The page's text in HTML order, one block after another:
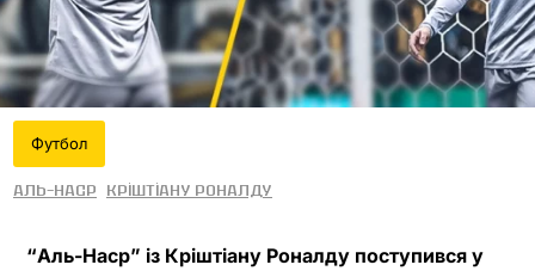
Футбол
Аль-Наср Кріштіану Роналду
“Аль-Наср” із Кріштіану Роналду поступився у